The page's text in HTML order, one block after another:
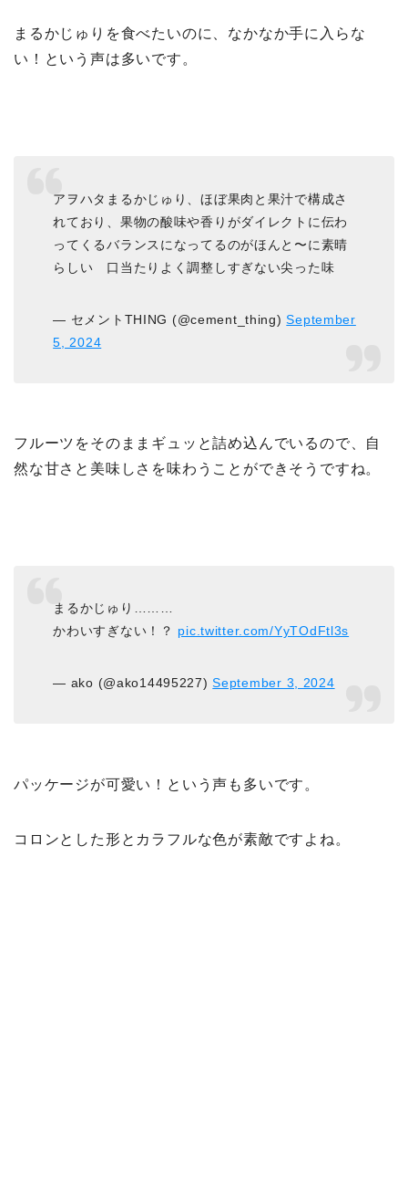
まるかじゅりを食べたいのに、なかなか手に入らな
い！という声は多いです。
アヲハタまるかじゅり、ほぼ果肉と果汁で構成さ
れており、果物の酸味や香りがダイレクトに伝わ
ってくるバランスになってるのがほんと〜に素晴
らしい 口当たりよく調整しすぎない尖った味
— セメントTHING (@cement_thing)September
5, 2024
フルーツをそのままギュッと詰め込んでいるので、自
然な甘さと美味しさを味わうことができそうですね。
まるかじゅり………
かわいすぎない！？ pic.twitter.com/YyTOdFtl3s
— ako (@ako14495227)September 3, 2024
パッケージが可愛い！という声も多いです。
コロンとした形とカラフルな色が素敵ですよね。